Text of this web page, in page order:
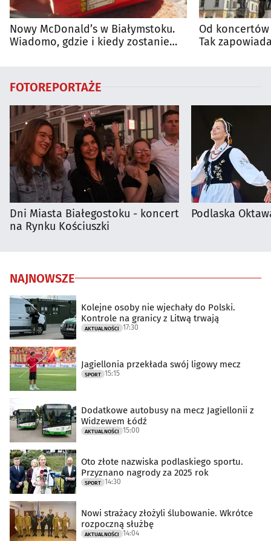
Nowy McDonald’s w Białymstoku.
Wiadomo, gdzie i kiedy zostanie
Od
Tak
FOTOREPORTAŻE
Dni Miasta Białegostoku - koncert
na Rynku Kościuszki
Podlaska
NAJNOWSZE
Kolejne osoby nie wjechały do Polski.
Kontrole na granicy z Litwą trwają
AKTUALNOŚCI 17:30
Jagiellonia przekłada swój ligowy mecz
SPORT 15:15
Dodatkowe autobusy na mecz Jagiellonii z
Widzewem Łódź
AKTUALNOŚCI 15:00
Oto złote nazwiska podlaskiego sportu.
Przyznano nagrody za 2025 rok
SPORT 14:30
Nowi strażacy złożyli ślubowanie. Wkrótce
rozpoczną służbę
AKTUALNOŚCI 14:04